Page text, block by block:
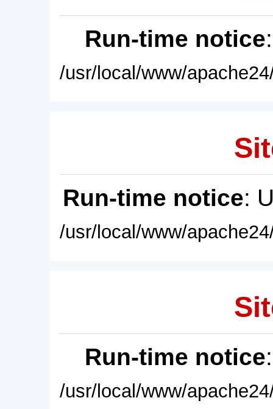
Run-time notice
/usr/local/www/
Run-time notice:
/usr/local/www/
Run-time notice
/usr/local/www/